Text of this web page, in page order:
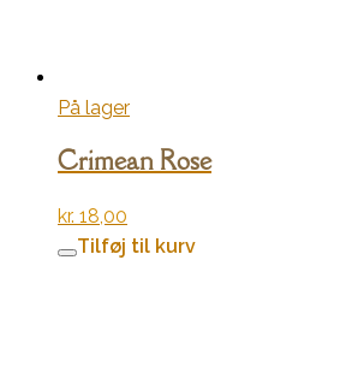
På lager
Crimean Rose
kr. 18,00
Tilføj til kurv